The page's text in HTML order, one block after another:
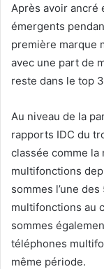
Après avoir ancré
émergents
première marque
avec une part de
reste dans le top
Au niveau de la
rapports IDC du
classée comme la
multifonctions
sommes l’une
multifonctions au
sommes
téléphones
même période.